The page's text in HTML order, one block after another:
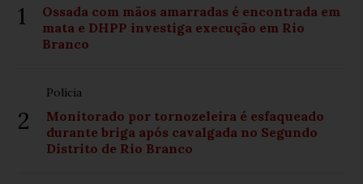
1
Ossada com mãos amarradas é encontrada em
mata e DHPP investiga execução em Rio
Branco
2
Polícia
Monitorado por tornozeleira é esfaqueado
durante briga após cavalgada no Segundo
Distrito de Rio Branco